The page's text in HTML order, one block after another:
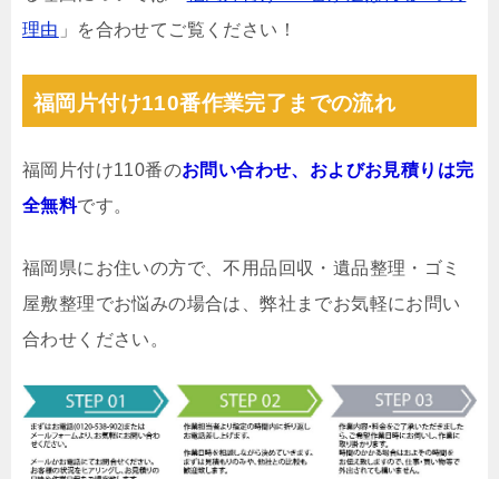
理由 」を合わせてご覧ください！
福岡片付け110番作業完了までの流れ
福岡片付け110番のお問い合わせ、およびお見積りは完
全無料です。
福岡県にお住いの方で、不用品回収・遺品整理・ゴミ
屋敷整理でお悩みの場合は、弊社までお気軽にお問い
合わせください。